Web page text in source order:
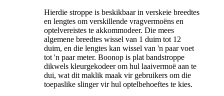
Hierdie stroppe is beskikbaar in verskeie breedtes
en lengtes om verskillende vragvermoëns en
optelvereistes te akkommodeer. Die mees
algemene breedtes wissel van 1 duim tot 12
duim, en die lengtes kan wissel van 'n paar voet
tot 'n paar meter. Boonop is plat bandstroppe
dikwels kleurgekodeer om hul laaivermoë aan te
dui, wat dit maklik maak vir gebruikers om die
toepaslike slinger vir hul optelbehoeftes te kies.